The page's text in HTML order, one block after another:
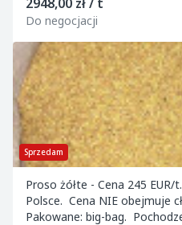
Do negocjacji
Sprzedam
Proso żółte - Cena 245
Polsce. Cena NIE obejmuje
Pakowane: big-bag.